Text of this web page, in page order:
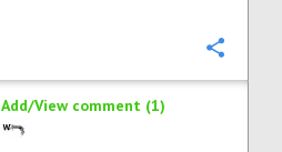
Add/View comment (1)